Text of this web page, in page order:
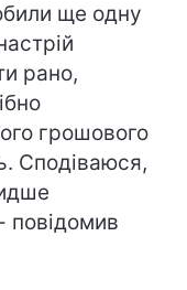
ще одну
рано,
грошового
Сподіваюся,
повідомив